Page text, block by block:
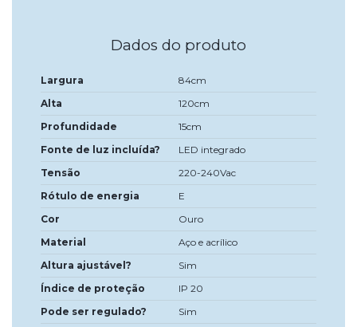
Dados do produto
Largura
84cm
Alta
120cm
Profundidade
15cm
Fonte de luz incluída?
LED integrado
Tensão
220-240Vac
Rótulo de energia
E
Cor
Ouro
Material
Aço e acrílico
Altura ajustável?
Sim
Índice de proteção
IP 20
Pode ser regulado?
Sim